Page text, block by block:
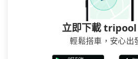
立即下載
輕鬆搭車，安心出